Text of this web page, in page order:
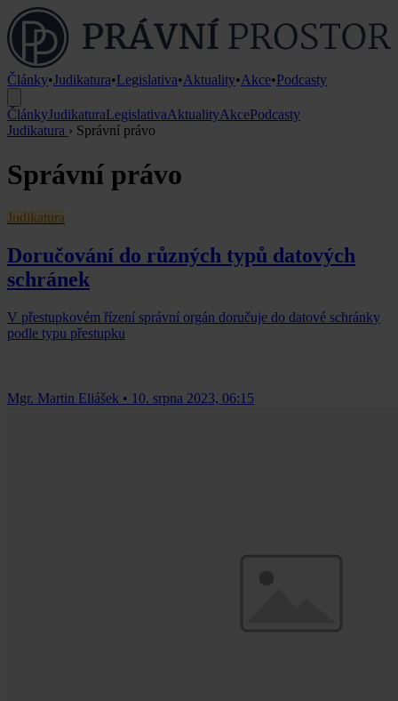
Články•Judikatura•Legislativa•Aktuality•Akce•Podcasty
ČlánkyJudikaturaLegislativaAktualityAkcePodcasty
Judikatura › Správní právo
Správní právo
Judikatura
Doručování do různých typů datových
schránek
V přestupkovém řízení správní orgán doručuje do datové schránky
podle typu přestupku
Mgr. Martin Eliášek • 10. srpna 2023, 06:15